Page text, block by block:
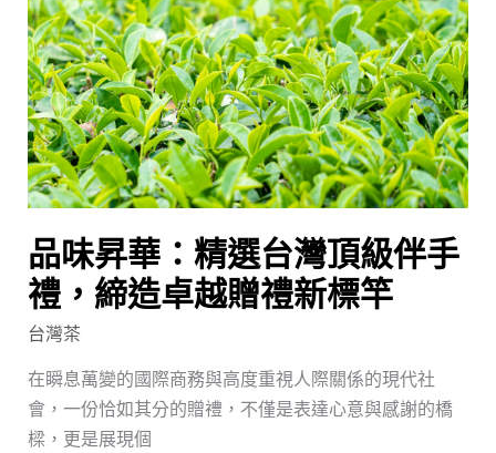
品味昇華：精選台灣頂級伴手
禮，締造卓越贈禮新標竿
台灣茶
在瞬息萬變的國際商務與高度重視人際關係的現代社
會，一份恰如其分的贈禮，不僅是表達心意與感謝的橋
樑，更是展現個
華：
精
選
台
灣
頂
級
手
禮，
締
造
卓
越
贈